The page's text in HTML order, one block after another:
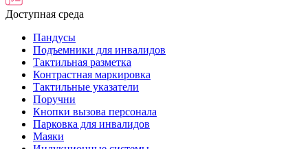
Доступная среда
Пандусы
Подъемники для инвалидов
Тактильная разметка
Контрастная маркировка
Тактильные указатели
Поручни
Кнопки вызова персонала
Парковка для инвалидов
Маяки